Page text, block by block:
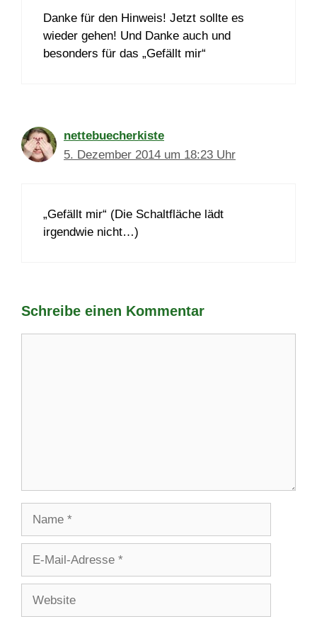
Danke für den Hinweis! Jetzt sollte es
wieder gehen! Und Danke auch und
besonders für das „Gefällt mir“
nettebuecherkiste
5. Dezember 2014 um 18:23 Uhr
„Gefällt mir“ (Die Schaltfläche lädt
irgendwie nicht…)
Schreibe einen Kommentar
Adresse